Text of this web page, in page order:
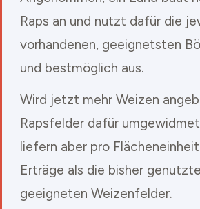
Raps an und nutzt dafür die
vorhandenen, geeignetsten
und bestmöglich aus.
Wird jetzt mehr Weizen
Rapsfelder dafür
liefern aber pro
Erträge als die bisher
geeigneten Weizenfelder.